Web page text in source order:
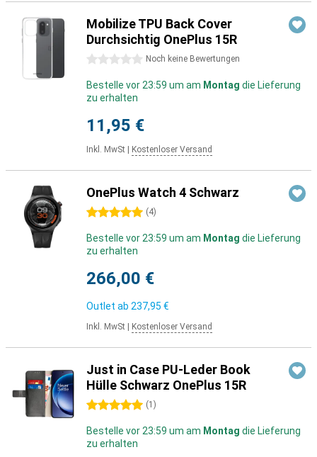
Mobilize TPU Back Cover
Durchsichtig OnePlus 15R
0 Sterne Noch keine Bewertungen
Bestelle vor 23:59 um am Montag die Lieferung
zu erhalten
11,95 €
Inkl. MwSt Kostenloser Versand
OnePlus Watch 4 Schwarz
5 Sterne (4)
Bestelle vor 23:59 um am Montag die Lieferung
zu erhalten
266,00 €
Outlet ab 237,95 €
Inkl. MwSt Kostenloser Versand
Just in Case PU-Leder Book
Hülle Schwarz OnePlus 15R
5 Sterne (1 )
Bestelle vor 23:59 um am Montag die Lieferung
zu erhalten